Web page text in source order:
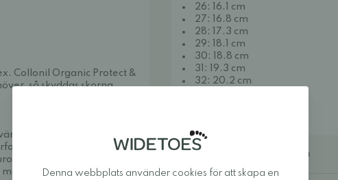
Collonil Organic Protect &
så skyddas skorna
och snygga. Vi
och minimalistiska
bästa utbud av
som ger tårna den
26: 16.1 cm
27: 16.8 cm
28: 17.3 cm
29: 18.1 cm
30: 18.8 cm
31: 19.3 cm
32: 20.2 cm
Ytterligare information
Denna webbplats använder cookies för att skapa en